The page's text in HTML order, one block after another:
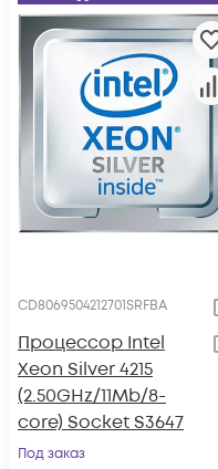
CD8069504212701SRFBA
Процессор Intel
Xeon Silver 4215
(2.50GHz/11Mb/8-
core) Socket S3647
Под заказ